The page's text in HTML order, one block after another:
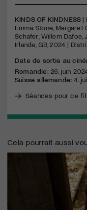
KINDS OF KINDNESS |
Emma Stone, Margaret
Schafer, Willem Dafoe,
Irlande, GB, 2024 |
Date de sortie au
Romandie:26. juin
Suisse allemande: 4.
Séances pour ce
Cela pourrait aussi